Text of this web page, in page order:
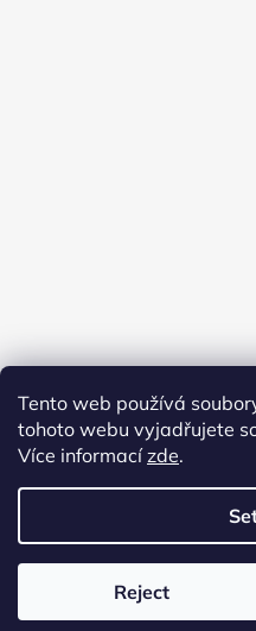
Tento web používá
tohoto webu vyjadřujete
Více informacízde.
Reject
Copyright 2026